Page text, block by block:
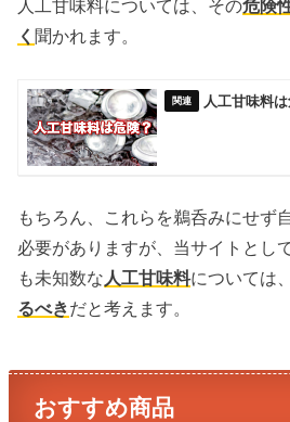
人工甘味料については、その危険
く 聞かれます。
人工甘味料は
もちろん、これらを鵜呑みにせず
必要がありますが、当サイトとし
も未知数な 人工甘味料については、
るべきだと考えます。
おすすめ商品